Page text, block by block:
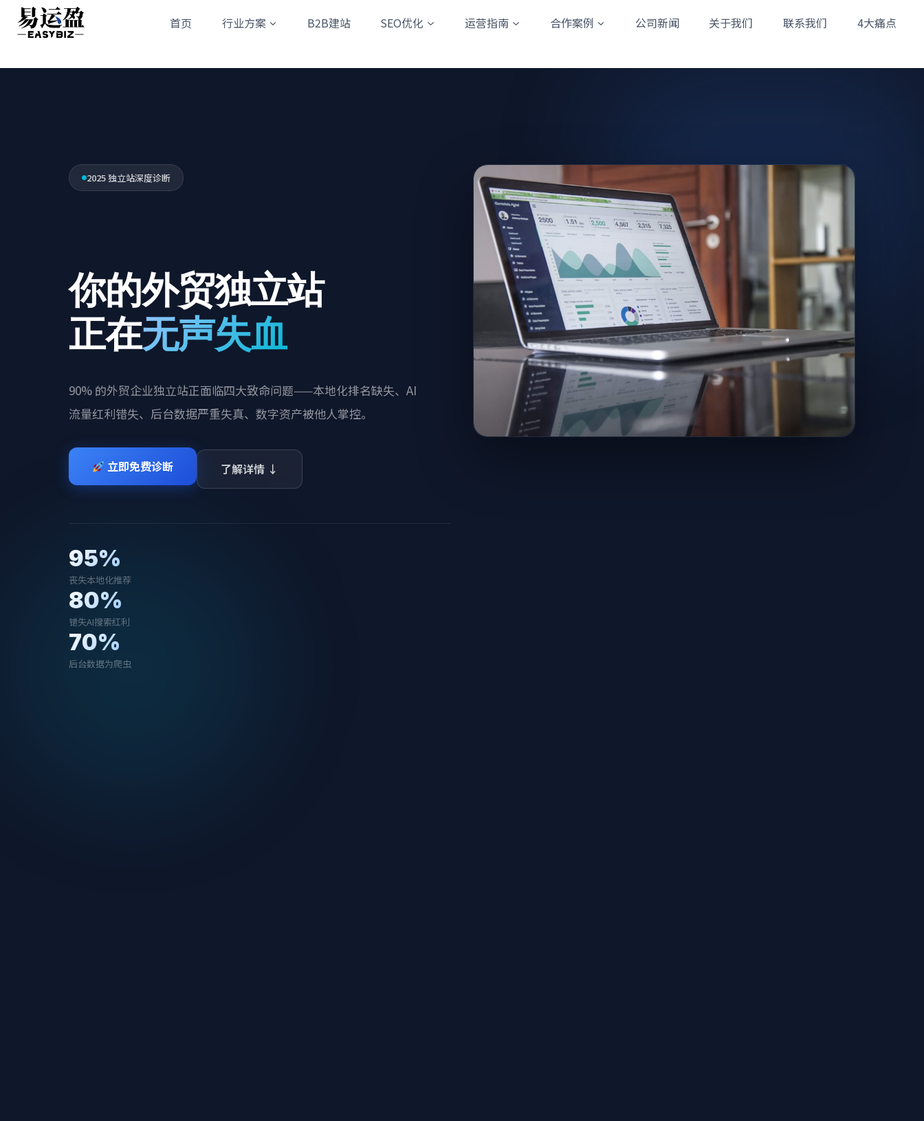
Skip
首页 行业方案 B2B建站 SEO优化 运营指南 合作案例 公司新闻 关于我们 联系我们 4大痛点
2025 独立站深度诊断
你的外贸独立站
正在无声失血
90% 的外贸企业独立站正面临四大致命问题——本地化排名缺失、AI
流量红利错失、后台数据严重失真、数字资产被他人掌控。
立即免费诊断 了解详情 ↓
95%
丧失本地化推荐
80%
错失AI搜索红利
70%
后台数据为爬虫